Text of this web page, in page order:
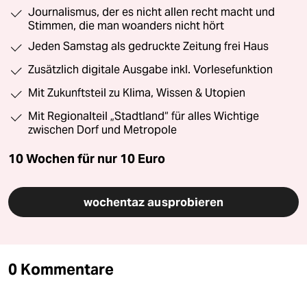
Journalismus, der es nicht allen recht macht und
Stimmen, die man woanders nicht hört
Jeden Samstag als gedruckte Zeitung frei Haus
Zusätzlich digitale Ausgabe inkl. Vorlesefunktion
Mit Zukunftsteil zu Klima, Wissen & Utopien
Mit Regionalteil „Stadtland“ für alles Wichtige
zwischen Dorf und Metropole
10 Wochen für nur 10 Euro
wochentaz ausprobieren
0 Kommentare